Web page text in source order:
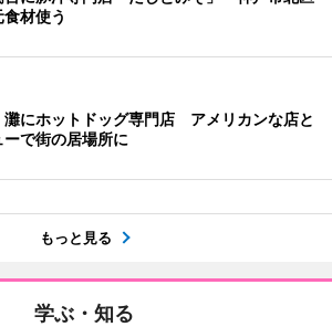
材使う
灘にホットドッグ専門店 アメリカンな店と
ーで街の居場所に
もっと見る
学ぶ・知る